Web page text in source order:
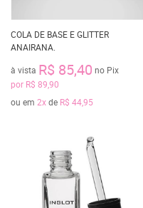
COLA DE BASE E GLITTER
ANAIRANA.
à vista R$ 85,40 no Pix
por R$ 89,90
ou em 2xde R$ 44,95